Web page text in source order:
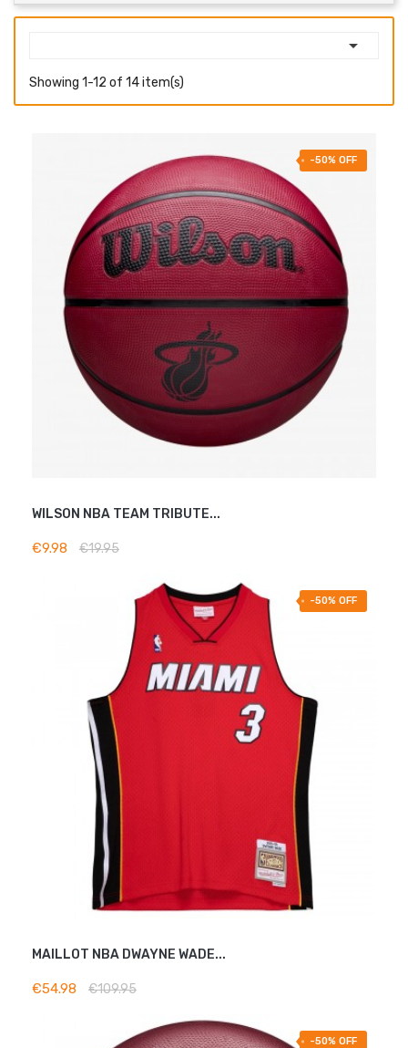

Showing 1-12 of 14 item(s)
-50% OFF
WILSON NBA TEAM TRIBUTE...
€9.98 €19.95
-50% OFF
MAILLOT NBA DWAYNE WADE...
€54.98 €109.95
-50% OFF